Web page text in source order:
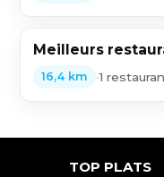
Meilleurs
16,4 km •1
TOP PLATS